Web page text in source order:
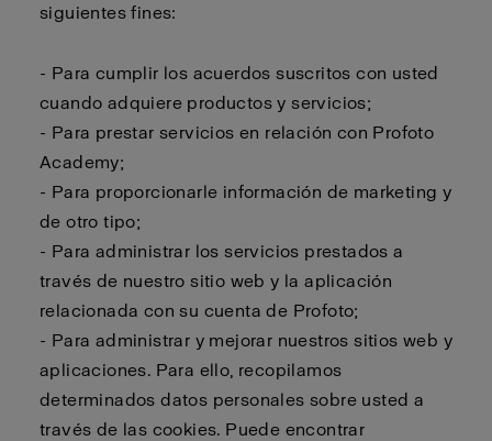
siguientes fines:
- Para cumplir los acuerdos suscritos con usted
cuando adquiere productos y servicios;
- Para prestar servicios en relación con Profoto
Academy;
- Para proporcionarle información de marketing y
de otro tipo;
- Para administrar los servicios prestados a
través de nuestro sitio web y la aplicación
relacionada con su cuenta de Profoto;
- Para administrar y mejorar nuestros sitios web y
aplicaciones. Para ello, recopilamos
determinados datos personales sobre usted a
través de las cookies. Puede encontrar